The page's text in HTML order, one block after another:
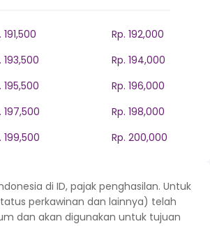
191,500
Rp. 192,000
193,500
Rp. 194,000
195,500
Rp. 196,000
197,500
Rp. 198,000
199,500 Rp. 200,000
di ID, pajak penghasilan. Untuk
perkawinan dan lainnya) telah
dan akan digunakan untuk tujuan